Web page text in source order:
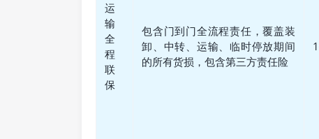
运
输
全
程
联
保
包含门到门全流程责任，覆盖装
卸、中转、运输、临时停放期间
的所有货损，包含第三方责任险